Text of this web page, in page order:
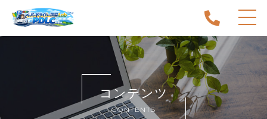
ホーム
当スクールについて
キャンペーン
料金表・コース
コンテンツ
CONTENTS